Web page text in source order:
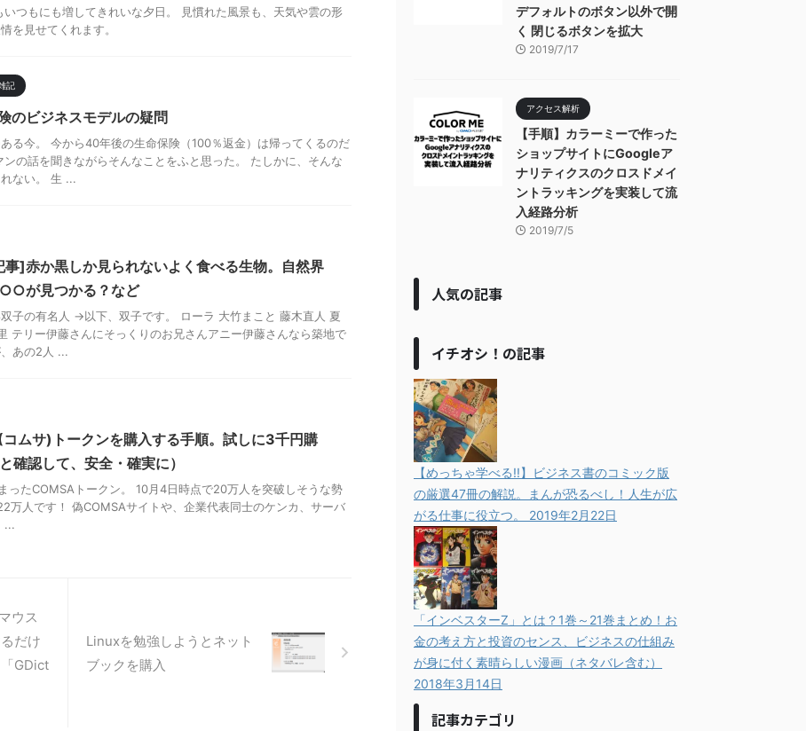
いつもにも増してきれいな夕日。 見慣れた風景も、天気や雲の形
を見せてくれます。
記
のビジネスモデルの疑問
る今。 今から40年後の生命保険（100％返金）は帰ってくるのだ
の話を聞きながらそんなことをふと思った。 たしかに、そんな
ない。 生 ...
]赤か黒しか見られないよく食べる生物。自然界
が見つかる？など
子の有名人 →以下、双子です。 ローラ 大竹まこと 藤木直人 夏
テリー伊藤さんにそっくりのお兄さんアニー伊藤さんなら築地で
あの2人 ...
コムサ)トークンを購入する手順。試しに3千円購
確認して、安全・確実に）
ったCOMSAトークン。 10月4日時点で20万人を突破しそうな勢
万人です！ 偽COMSAサイトや、企業代表同士のケンカ、サーバ
...
ウス
だけ
GDict
Linuxを勉強しようとネット
ブックを購入
デフォルトのボタン以外で開
く 閉じるボタンを拡大
2019/7/17
アクセス解析
【手順】カラーミーで作った
ショップサイトにGoogleア
ナリティクスのクロスドメイ
ントラッキングを実装して流
入経路分析
2019/7/5
人気の記事
イチオシ！の記事
【めっちゃ学べる!!】ビジネス書のコミック版
の厳選47冊の解説。まんが恐るべし！人生が広
がる仕事に役立つ。 2019年2月22日
「インベスターZ」とは？1巻～21巻まとめ！お
金の考え方と投資のセンス、ビジネスの仕組み
が身に付く素晴らしい漫画（ネタバレ含む）
2018年3月14日
記事カテゴリ